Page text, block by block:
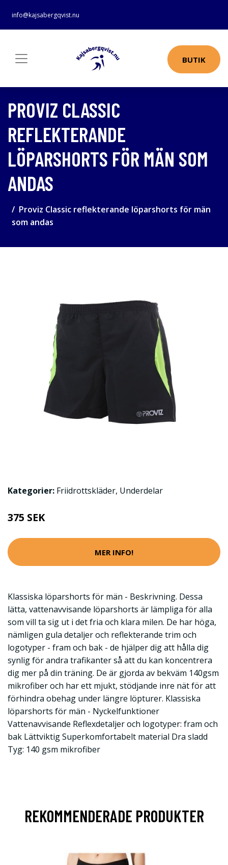
info@kajsabergqvist.nu
BUTIK
PROVIZ CLASSIC
REFLEKTERANDE
LÖPARSHORTS FÖR MÄN SOM
ANDAS
Proviz Classic reflekterande löparshorts för män
som andas
Kategorier: Friidrottskläder, Underdelar
375 SEK
MER INFO!
Klassiska löparshorts för män - Beskrivning. Dessa
lätta, vattenavvisande löparshorts är lämpliga för alla
som vill ta sig ut i det fria och klara milen. De har höga,
nämligen gula detaljer och reflekterande trim och
logotyper - fram och bak - de hjälper dig att hålla dig
synlig för andra trafikanter så att du kan koncentrera
dig mer på din träning. De är gjorda av bekväm 140gsm
mikrofiber och har ett mjukt, stödjande inre nät för att
förhindra obehag under längre löpturer. Klassiska
löparshorts för män - Nyckelfunktioner
Vattenavvisande Reflexdetaljer och logotyper: fram och
bak Lättviktig Superkomfortabelt material Dra sladd
Tyg: 140 gsm mikrofiber
REKOMMENDERADE PRODUKTER